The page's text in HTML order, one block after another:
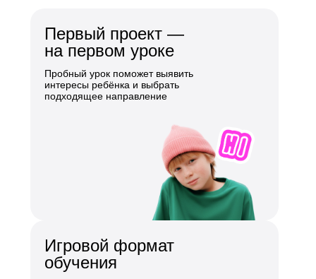
Первый проект —
на первом уроке
Пробный урок поможет выявить
интересы ребёнка и выбрать
подходящее направление
Игровой формат
обучения